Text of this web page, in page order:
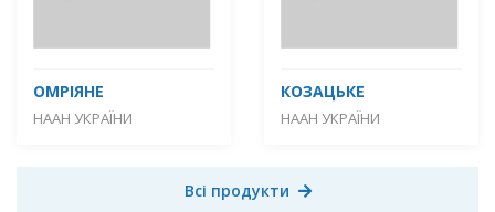
ОМРІЯНЕ
НААН УКРАЇНИ
КОЗАЦЬКЕ
НААН УКРАЇНИ
Всі продукти